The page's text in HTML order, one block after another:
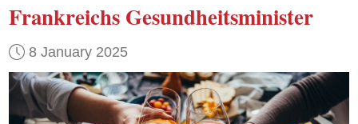
Frankreichs Gesundheitsminister
8 January 2025